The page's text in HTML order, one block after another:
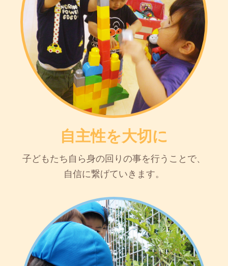
自主性を大切に
子どもたち自ら身の回りの事を行うことで、
自信に繋げていきます。